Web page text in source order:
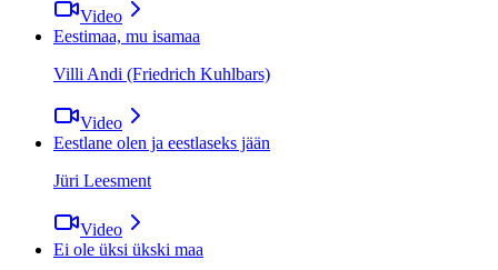
Video
Eestimaa, mu isamaa
Villi Andi (Friedrich Kuhlbars)
Video
Eestlane olen ja eestlaseks jään
Jüri Leesment
Video
Ei ole üksi ükski maa